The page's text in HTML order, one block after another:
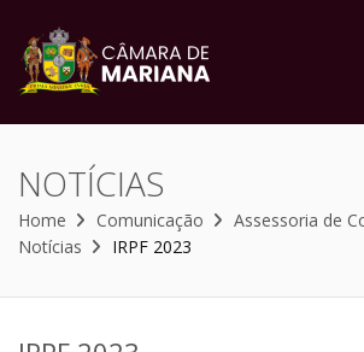
NOTÍCIAS
Home Comunicação
Assessoria de
Notícias
IRPF 2023